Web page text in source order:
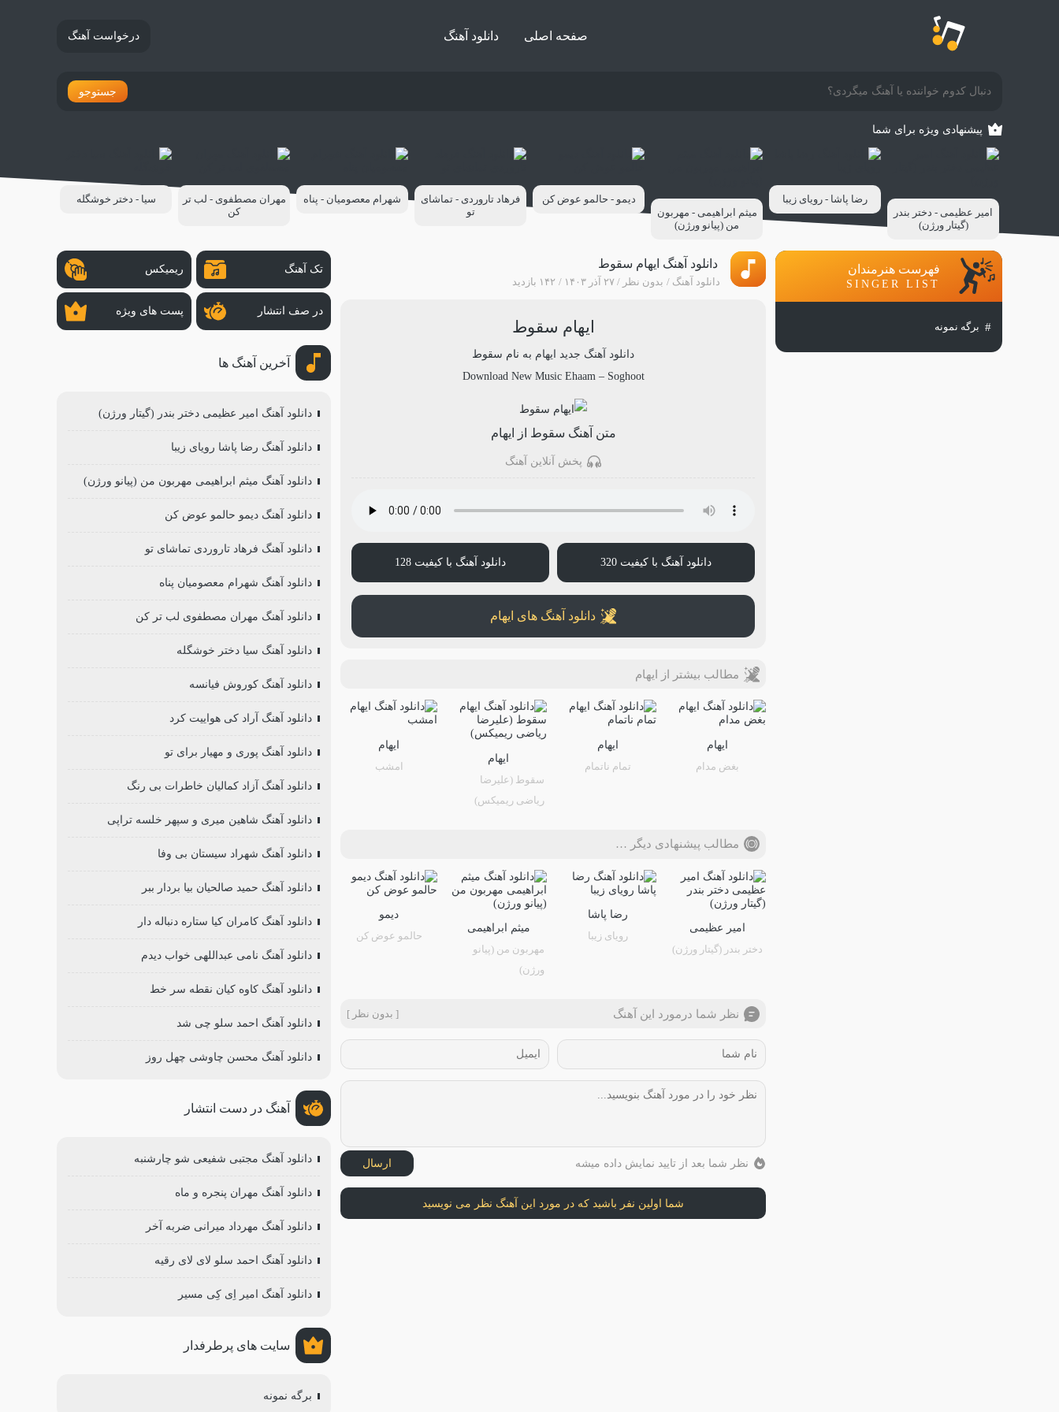
صفحه اصلی دانلود آهنگ درخواست آهنگ
جستوجو
پیشنهادی ویژه برای شما
امیر عظیمی - دختر بندر
(گیتار ورژن)
رضا پاشا - رویای زیبا
میثم ابراهیمی - مهربون
من (پیانو ورژن)
دیمو - حالمو عوض کن
فرهاد تاروردی - تماشای
تو
شهرام معصومیان - پناه
مهران مصطفوی - لب تر
کن
سیا - دختر خوشگله
دانلود آهنگ ایهام سقوط
دانلود آهنگ بدون نظر ۲۷ آذر ۱۴۰۳ ۱۴۲ بازدید
ایهام سقوط
دانلود آهنگ جدید ایهام به نام سقوط
Download New Music Ehaam– Soghoot
متن آهنگ سقوط از ایهام
پخش آنلاین آهنگ
دانلود آهنگ با کیفیت 320 دانلود آهنگ با کیفیت 128
دانلود آهنگ های ایهام
مطالب بیشتر از ایهام
ایهام
بغض مدام
ایهام
تمام ناتمام
ایهام
سقوط (علیرضا
ریاضی ریمیکس)
ایهام
امشب
مطالب پیشنهادی دیگر …
امیر عظیمی
دختر بندر (گیتار ورژن)
رضا پاشا
رویای زیبا
میثم ابراهیمی
مهربون من (پیانو
ورژن)
دیمو
حالمو عوض کن
نظر شما درمورد این آهنگ [ بدون نظر ]
نظر شما بعد از تایید نمایش داده میشه ارسال
شما اولین نفر باشید که در مورد این آهنگ نظر می نویسید
فهرست هنرمندان
SINGER LIST
برگه نمونه
تک آهنگ ریمیکس
در صف انتشار پست های ویژه
آخرین آهنگ ها
دانلود آهنگ امیر عظیمی دختر بندر (گیتار ورژن)
دانلود آهنگ رضا پاشا رویای زیبا
دانلود آهنگ میثم ابراهیمی مهربون من (پیانو ورژن)
دانلود آهنگ دیمو حالمو عوض کن
دانلود آهنگ فرهاد تاروردی تماشای تو
دانلود آهنگ شهرام معصومیان پناه
دانلود آهنگ مهران مصطفوی لب تر کن
دانلود آهنگ سیا دختر خوشگله
دانلود آهنگ کوروش فیانسه
دانلود آهنگ آراد کی هواییت کرد
دانلود آهنگ پوری و مهیار برای تو
دانلود آهنگ آزاد کمالیان خاطرات بی رنگ
دانلود آهنگ شاهین میری و سپهر خلسه تراپی
دانلود آهنگ شهراد سیستان بی وفا
دانلود آهنگ حمید صالحیان بیا بردار ببر
دانلود آهنگ کامران کیا ستاره دنباله دار
دانلود آهنگ نامی عبداللهی خواب دیدم
دانلود آهنگ کاوه کیان نقطه سر خط
دانلود آهنگ احمد سلو چی شد
دانلود آهنگ محسن چاوشی چهل روز
آهنگ در دست انتشار
دانلود آهنگ مجتبی شفیعی شو چارشنبه
دانلود آهنگ مهران پنجره و ماه
دانلود آهنگ مهرداد میرانی ضربه آخر
دانلود آهنگ احمد سلو لای لای رقیه
دانلود آهنگ امیر اِی کِی مسیر
سایت های پرطرفدار
برگه نمونه